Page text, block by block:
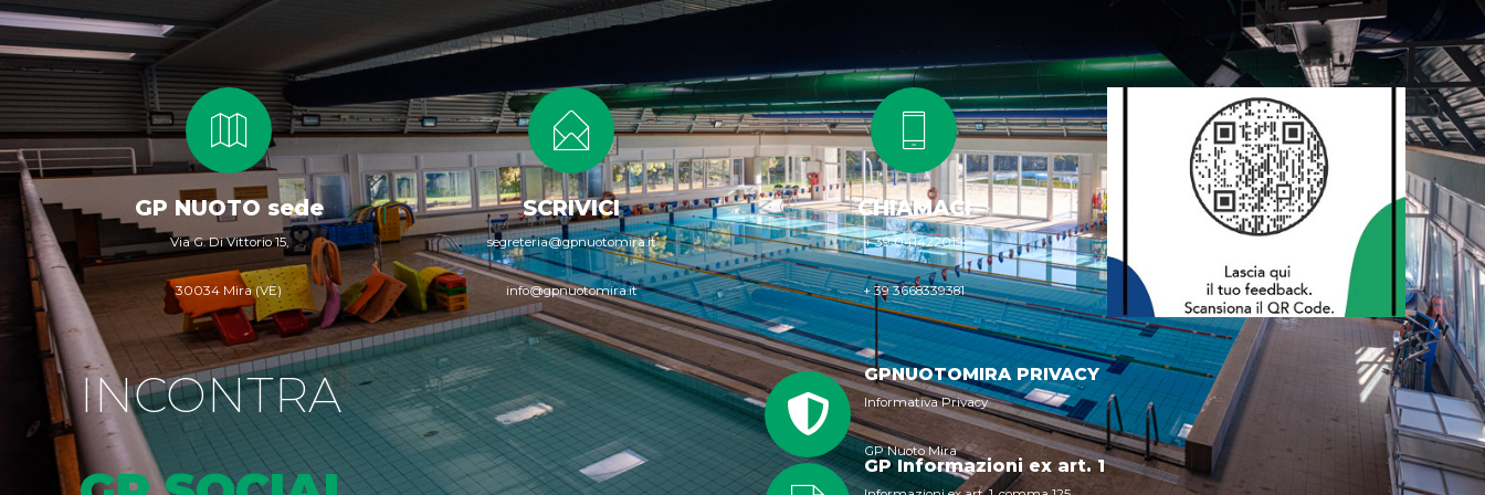
GP NUOTO sede
Via G. Di Vittorio 15,
30034 Mira (VE)
SCRIVICI
segreteria@gpnuotomira.it
info@gpnuotomira.it
CHIAMACI
+ 39 041422019
+ 39 3668339381
INCONTRA
GPNUOTOMIRA PRIVACY
Informativa Privacy
GP Nuoto Mira
GP Informazioni ex art. 1